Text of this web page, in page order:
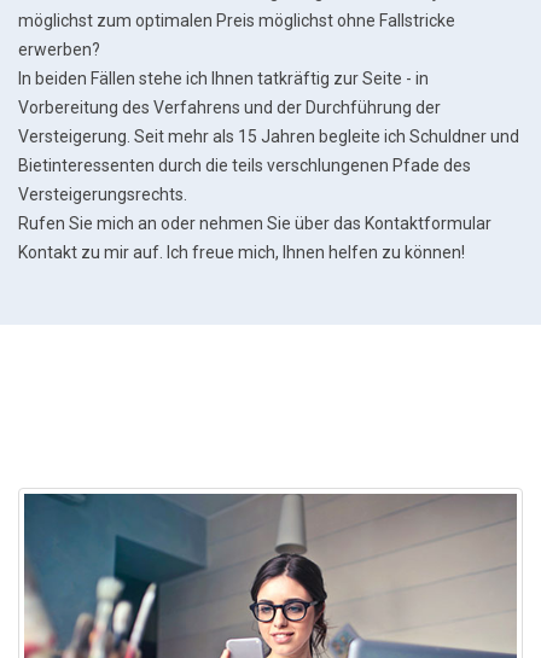
möglichst zum optimalen Preis möglichst ohne Fallstricke
erwerben?
In beiden Fällen stehe ich Ihnen tatkräftig zur Seite - in
Vorbereitung des Verfahrens und der Durchführung der
Versteigerung. Seit mehr als 15 Jahren begleite ich Schuldner und
Bietinteressenten durch die teils verschlungenen Pfade des
Versteigerungsrechts.
Rufen Sie mich an oder nehmen Sie über das Kontaktformular
Kontakt zu mir auf. Ich freue mich, Ihnen helfen zu können!